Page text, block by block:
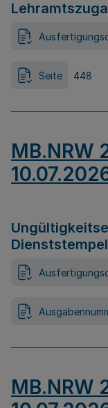
Seite 448
MB.NRW
MB.NRW